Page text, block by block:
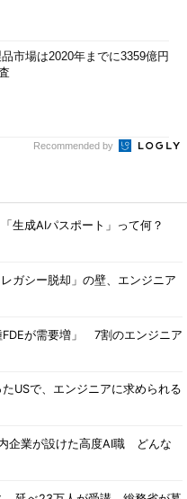
市場は2020年までに3359億円
Recommended by
生成AIパスポート」って何？
ガシー脱却」の壁、エンジニア
FDEが需要増」 7割のエンジニア
USで、エンジニアに求められる
企業が設けた高度AI職 どんな